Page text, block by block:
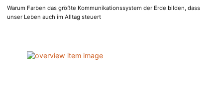
Warum Farben das größte Kommunikationssystem der Erde bilden, dass
unser Leben auch im Alltag steuert